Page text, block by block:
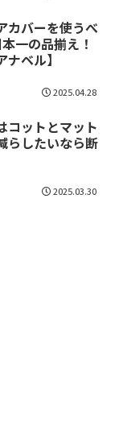
カバーを使うべ
一の品揃え！
ナベル】
2025.04.28
コットとマット
らしたいなら断
2025.03.30